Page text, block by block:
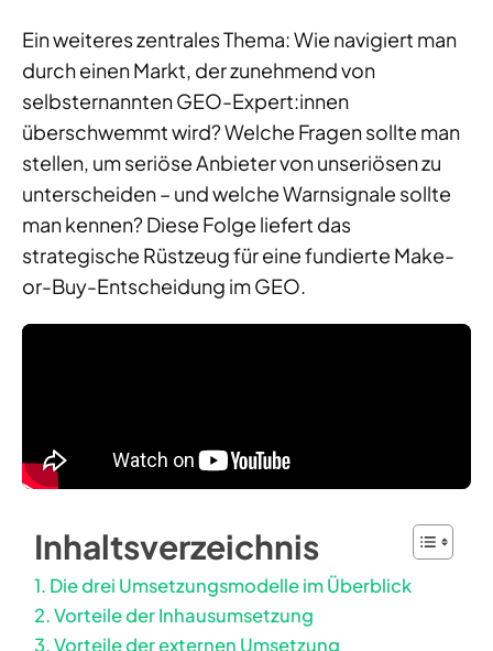
Ein weiteres zentrales Thema: Wie navigiert man
durch einen Markt, der zunehmend von
selbsternannten GEO-Expert:innen
überschwemmt wird? Welche Fragen sollte man
stellen, um seriöse Anbieter von unseriösen zu
unterscheiden – und welche Warnsignale sollte
man kennen? Diese Folge liefert das
strategische Rüstzeug für eine fundierte Make-
or-Buy-Entscheidung im GEO.
Inhaltsverzeichnis
Die drei Umsetzungsmodelle im Überblick
Vorteile der Inhausumsetzung
Vorteile der externen Umsetzung